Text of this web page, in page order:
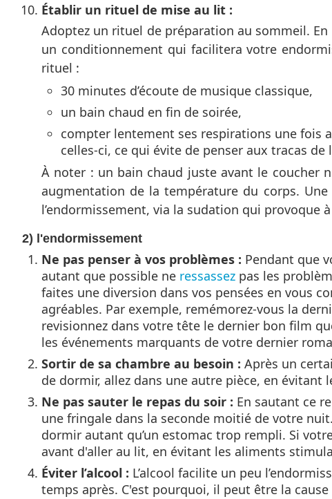
Établir un rituel de mise au lit :
Adoptez un rituel de préparation au sommeil.
un conditionnement qui facilitera votre
rituel :
30 minutes d’écoute de musique classique,
un bain chaud en fin de soirée,
compter lentement ses respirations une fois
celles-ci, ce qui évite de penser aux tracas de
À noter : un bain chaud juste avant le coucher
augmentation de la température du corps.
l’endormissement, via la sudation qui
2) l'endormissement
Ne pas penser à vos problèmes : Pendant que
autant que possible ne ressassez pas les
faites une diversion dans vos pensées en vous
agréables. Par exemple, remémorez-vous la
revisionnez dans votre tête le dernier bon film
les événements marquants de votre dernier
Sortir de sa chambre au besoin : Après un
de dormir, allez dans une autre pièce, en évitant
Ne pas sauter le repas du soir : En sautant ce
une fringale dans la seconde moitié de votre
dormir autant qu’un estomac trop rempli. Si
avant d'aller au lit, en évitant les aliments
Éviter l’alcool : L’alcool facilite un peu
temps après. C'est pourquoi, il peut être la